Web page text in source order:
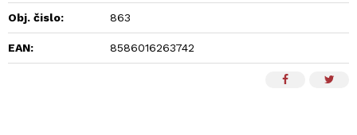
Obj. čislo: 863
EAN: 8586016263742